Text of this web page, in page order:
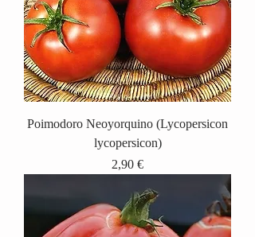
Poimodoro Neoyorquino (Lycopersicon
lycopersicon)
Precio
2,90 €